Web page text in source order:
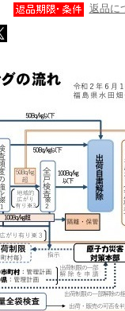
返品に